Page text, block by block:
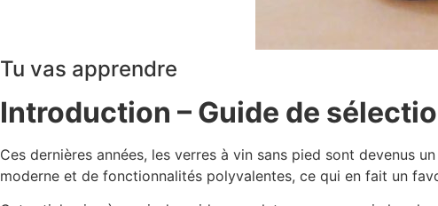
Tu vas apprendre
Introduction – Guide de
Ces dernières années, les verres à vin sans pied sont devenus
moderne et de fonctionnalités polyvalentes, ce qui en fait un